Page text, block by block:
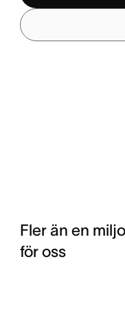
Fler än en
för oss